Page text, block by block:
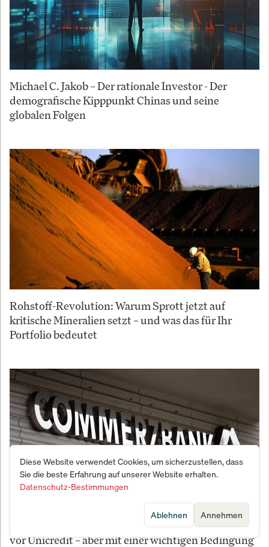
Michael C. Jakob – Der rationale Investor - Der
demografische Kipppunkt Chinas und seine
globalen Folgen
Rohstoff-Revolution: Warum Sprott jetzt auf
kritische Mineralien setzt – und was das für Ihr
Portfolio bedeutet
Commerzbank-Übernahme: Regierung kapituliert
vor Unicredit – aber mit einer wichtigen Bedingung
Diese Website verwendet Cookies, um sicherzustellen, dass
Sie die beste Erfahrung auf unserer Website erhalten.
Datenschutz-Bestimmungen
Annehmen
Ablehnen